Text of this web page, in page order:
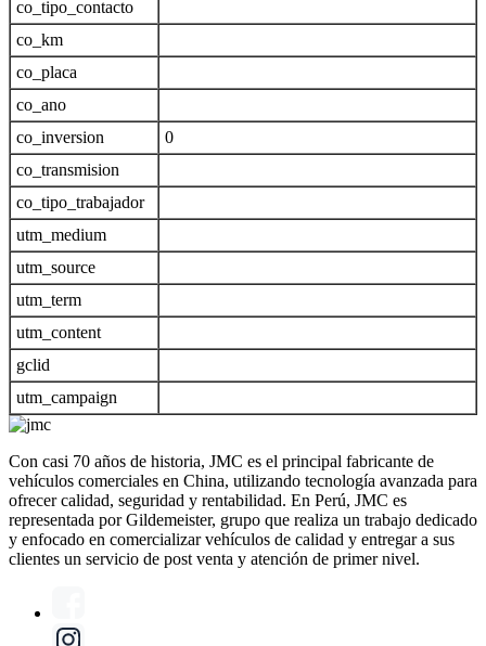
co_tipo_contacto
co_km
co_placa
co_ano
co_inversion
0
co_transmision
co_tipo_trabajador
utm_medium
utm_source
utm_term
utm_content
gclid
utm_campaign
Con casi 70 años de historia, JMC es el principal fabricante de
vehículos comerciales en China, utilizando tecnología avanzada para
ofrecer calidad, seguridad y rentabilidad. En Perú, JMC es
representada por Gildemeister, grupo que realiza un trabajo dedicado
y enfocado en comercializar vehículos de calidad y entregar a sus
clientes un servicio de post venta y atención de primer nivel.